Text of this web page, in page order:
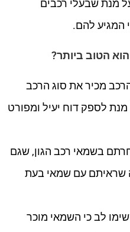
מנת שבעלי רכבים
המגיע להם.
הטוב ביותר?
מכיר את סוג הרכב
לספק דוח יעיל ומפורט
בשמאי רכב הגון, שגם
שראיתם עם שמאי בעת
לב כי השמאי מוכר